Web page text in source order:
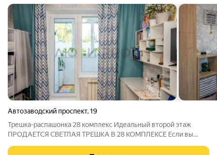
Автозаводский проспект,19
Трешка-распашонка 28 комплекс Идеальный второй этаж
ПРОДАЕТСЯ СВЕТЛАЯ ТРЕШКА В 28 КОМПЛЕКСЕ Если вы